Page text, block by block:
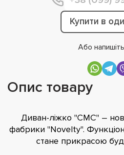
Купити в
Або
Опис товару
Диван-ліжко "СМС" –
фабрики "Novelty".
стане прикрасою